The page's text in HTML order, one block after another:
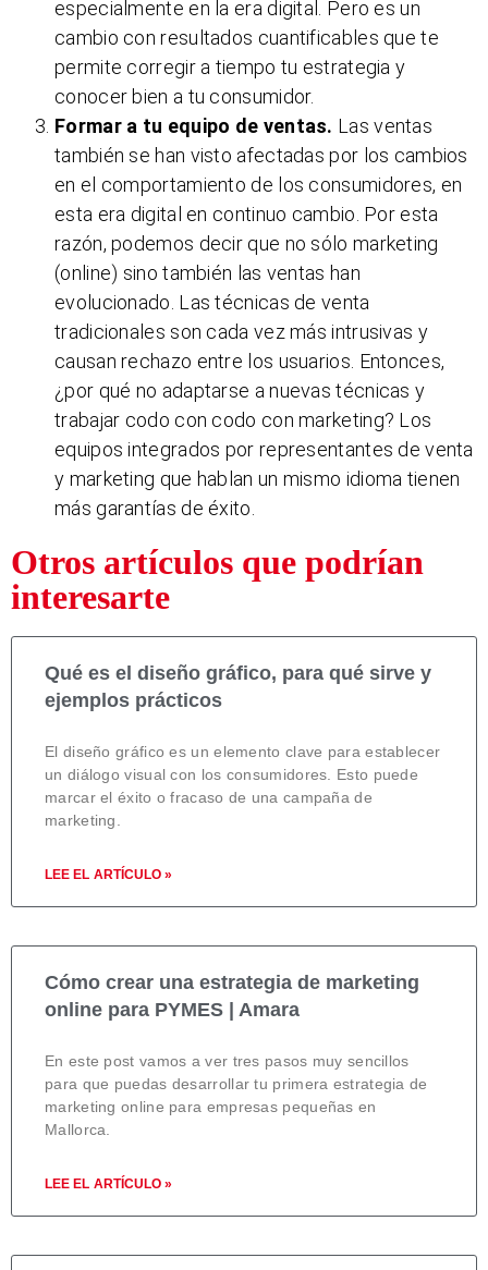
especialmente en la era digital. Pero es un
cambio con resultados cuantificables que te
permite corregir a tiempo tu estrategia y
conocer bien a tu consumidor.
Formar a tu equipo de ventas. Las ventas
también se han visto afectadas por los cambios
en el comportamiento de los consumidores, en
esta era digital en continuo cambio. Por esta
razón, podemos decir que no sólo marketing
(online) sino también las ventas han
evolucionado. Las técnicas de venta
tradicionales son cada vez más intrusivas y
causan rechazo entre los usuarios. Entonces,
¿por qué no adaptarse a nuevas técnicas y
trabajar codo con codo con marketing? Los
equipos integrados por representantes de venta
y marketing que hablan un mismo idioma tienen
más garantías de éxito.
Otros artículos que podrían
interesarte
Qué es el diseño gráfico, para qué sirve y
ejemplos prácticos
El diseño gráfico es un elemento clave para establecer
un diálogo visual con los consumidores. Esto puede
marcar el éxito o fracaso de una campaña de
marketing.
LEE EL ARTÍCULO »
Cómo crear una estrategia de marketing
online para PYMES | Amara
En este post vamos a ver tres pasos muy sencillos
para que puedas desarrollar tu primera estrategia de
marketing online para empresas pequeñas en
Mallorca.
LEE EL ARTÍCULO »